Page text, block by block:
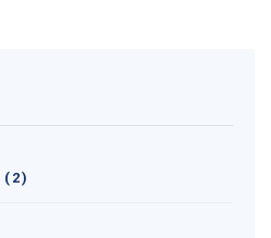
(2)